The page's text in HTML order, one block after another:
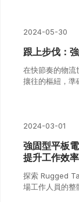
跟上步伐：
在快節奏的物流
攘往的樞紐，準
2024-05-30
強固型平板
提升工作效率
探索 Rugged
場工作人員的整
2024-03-01